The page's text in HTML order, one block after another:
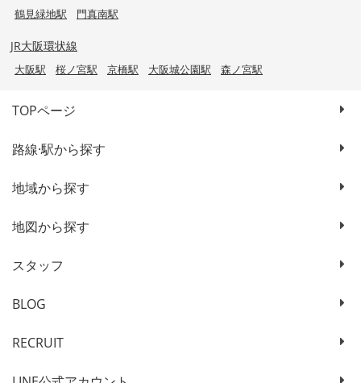
鶴見緑地駅
門真南駅
JR大阪環状線
大阪駅 桜ノ宮駅 京橋駅 大阪城公園駅 森ノ宮駅
TOPページ
路線·駅から探す
地域から探す
地図から探す
スタッフ
BLOG
RECRUIT